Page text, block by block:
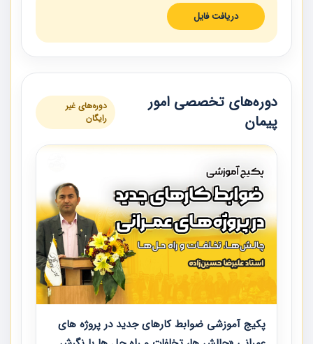
دریافت فایل
دوره‌های تخصصی امور
پیمان
دوره‌های غیر
رایگان
پکیج آموزشی ضوابط کارهای جدید در پروژه های